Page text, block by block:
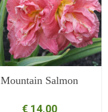
Mountain Salmon
€ 14,00